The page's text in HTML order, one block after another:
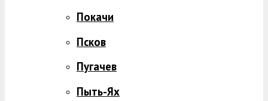
Покачи
Псков
Пугачев
Пыть-Ях